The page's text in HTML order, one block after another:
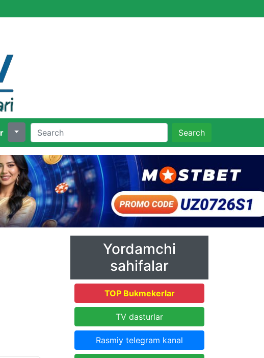
Search
Yordamchi
sahifalar
TOP Bukmekerlar
TV dasturlar
Rasmiy telegram kanal